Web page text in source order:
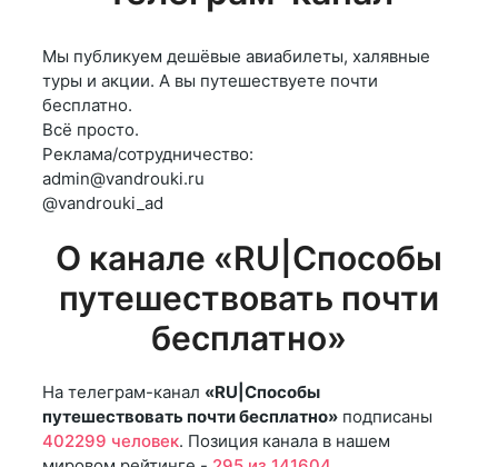
Мы публикуем дешёвые авиабилеты, халявные
туры и акции. А вы путешествуете почти
бесплатно.
Всё просто.
Реклама/сотрудничество:
admin@vandrouki.ru
@vandrouki_ad
О канале «RU|Способы
путешествовать почти
бесплатно»
На телеграм-канал «RU|Способы
путешествовать почти бесплатно» подписаны
402299 человек. Позиция канала в нашем